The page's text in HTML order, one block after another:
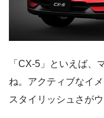
「CX-5」といえば、
ね。アクティブなイ
スタイリッシュさがウ